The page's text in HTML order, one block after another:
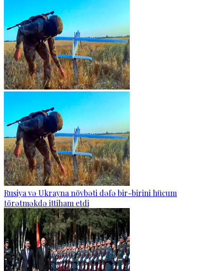
Rusiya və Ukrayna növbəti dəfə bir-birini hücum
törətməkdə ittiham etdi